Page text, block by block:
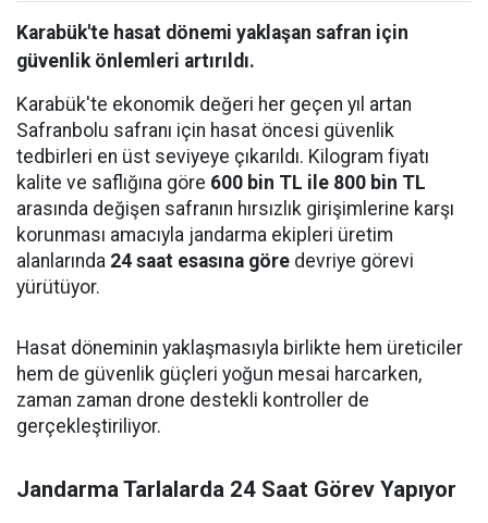
Karabük'te hasat dönemi yaklaşan safran için
güvenlik önlemleri artırıldı.
Karabük'te ekonomik değeri her geçen yıl artan
Safranbolu safranı için hasat öncesi güvenlik
tedbirleri en üst seviyeye çıkarıldı. Kilogram fiyatı
kalite ve saflığına göre 600 bin TL ile 800 bin TL
arasında değişen safranın hırsızlık girişimlerine karşı
korunması amacıyla jandarma ekipleri üretim
alanlarında 24 saat esasına göre devriye görevi
yürütüyor.
Hasat döneminin yaklaşmasıyla birlikte hem üreticiler
hem de güvenlik güçleri yoğun mesai harcarken,
zaman zaman drone destekli kontroller de
gerçekleştiriliyor.
Jandarma Tarlalarda 24 Saat Görev Yapıyor